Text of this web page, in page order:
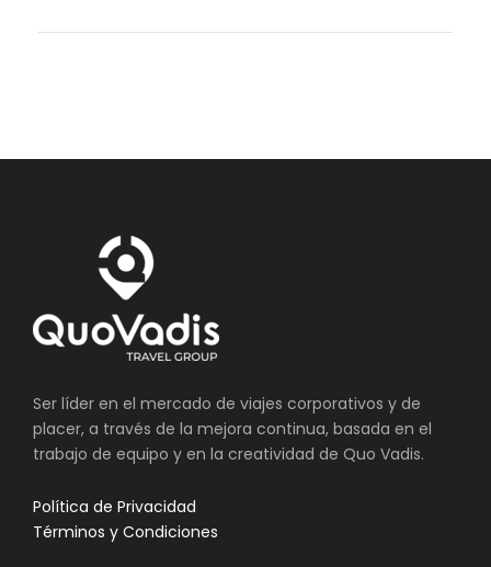
Ser líder en el mercado de viajes corporativos y de
placer, a través de la mejora continua, basada en el
trabajo de equipo y en la creatividad de Quo Vadis.
Política de Privacidad
Términos y Condiciones